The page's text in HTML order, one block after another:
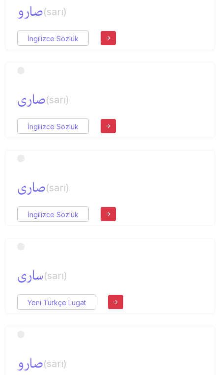
صارو(sarı)
İngilizce Sözlük
صاری(sarı)
İngilizce Sözlük
صاری(sarı)
İngilizce Sözlük
ساری(sarı)
Yeni Türkçe Lugat
صارو(sarı)